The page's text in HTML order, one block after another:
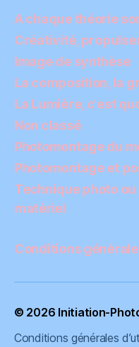
A chaque théorie
Créativité,
Image de synthèse
La composition, la
La Lumière, c'est
Non classé
Photomontage du
Photomontage et
Technique photo
matériel
Conditions
© 2026 Initiation-
Conditions générales